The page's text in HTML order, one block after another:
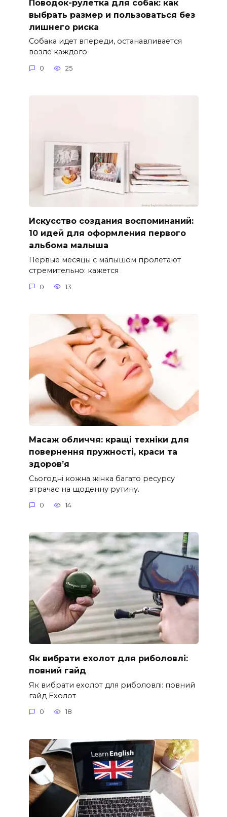
Поводок-рулетка для собак: как
выбрать размер и пользоваться без
лишнего риска
Собака идет впереди, останавливается
возле каждого
0 25
Искусство создания воспоминаний:
10 идей для оформления первого
альбома малыша
Первые месяцы с малышом пролетают
стремительно: кажется
0 13
Масаж обличчя: кращі техніки для
повернення пружності, краси та
здоров’я
Сьогодні кожна жінка багато ресурсу
втрачає на щоденну рутину.
0 14
Як вибрати ехолот для риболовлі:
повний гайд
Як вибрати ехолот для риболовлі: повний
гайд Ехолот
0 18